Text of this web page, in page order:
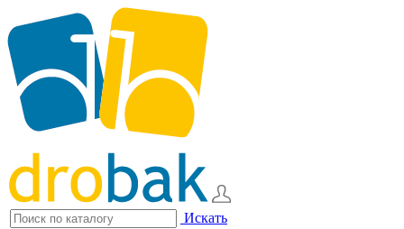
Искать